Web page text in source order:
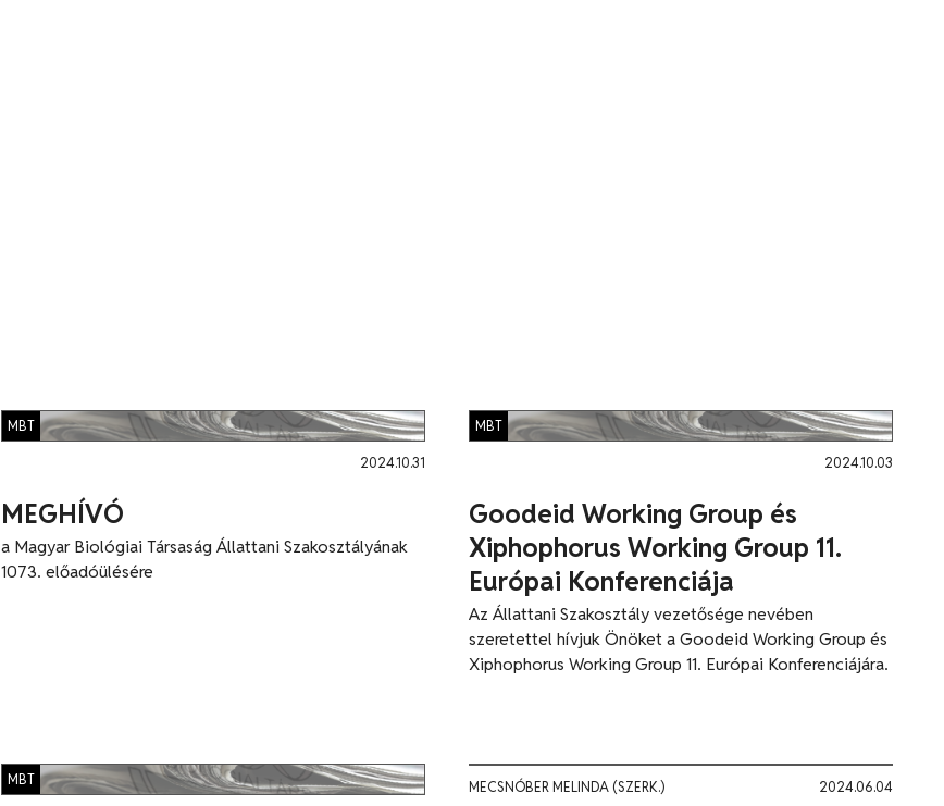
MEGHÍVÓ
MBT
2024.10.31
a Magyar Biológiai Társaság Állattani Szakosztályának
1073. előadóülésére
Goodeid Working Group és
Xiphophorus Working Group 11.
Európai Konferenciája
MBT
2024.10.03
Az Állattani Szakosztály vezetősége nevében
szeretettel hívjuk Önöket a Goodeid Working Group és
Xiphophorus Working Group 11. Európai Konferenciájára.
MBT MECSNÓBER MELINDA (SZERK.) 2024.06.04